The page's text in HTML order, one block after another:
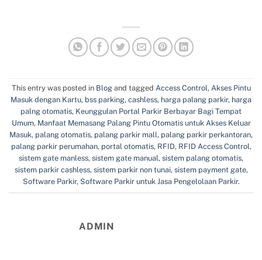
This entry was posted in Blogand tagged Access Control, Akses Pintu
Masuk dengan Kartu, bss parking, cashless, harga palang parkir, harga
palng otomatis, Keunggulan Portal Parkir Berbayar Bagi Tempat
Umum, Manfaat Memasang Palang Pintu Otomatis untuk Akses Keluar
Masuk, palang otomatis, palang parkir mall, palang parkir perkantoran,
palang parkir perumahan, portal otomatis, RFID, RFID Access Control,
sistem gate manless, sistem gate manual, sistem palang otomatis,
sistem parkir cashless, sistem parkir non tunai, sistem payment gate,
Software Parkir, Software Parkir untuk Jasa Pengelolaan Parkir.
ADMIN